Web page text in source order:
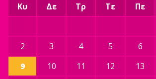
Κυ Δε Τρ Τε Πε
2
3 4 5 6
9
10 11 12 13